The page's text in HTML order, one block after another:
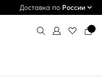
ПОЛУЧЕНИИ*
Доставка по России